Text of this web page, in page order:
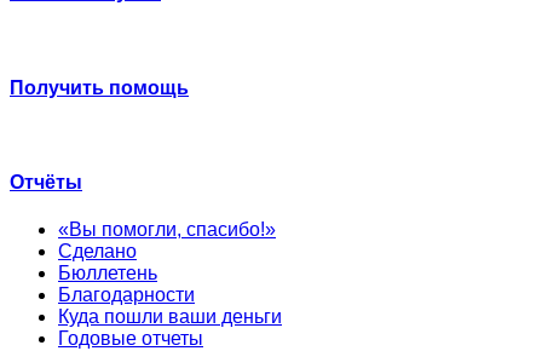
Получить помощь
Отчёты
«Вы помогли, спасибо!»
Сделано
Бюллетень
Благодарности
Куда пошли ваши деньги
Годовые отчеты